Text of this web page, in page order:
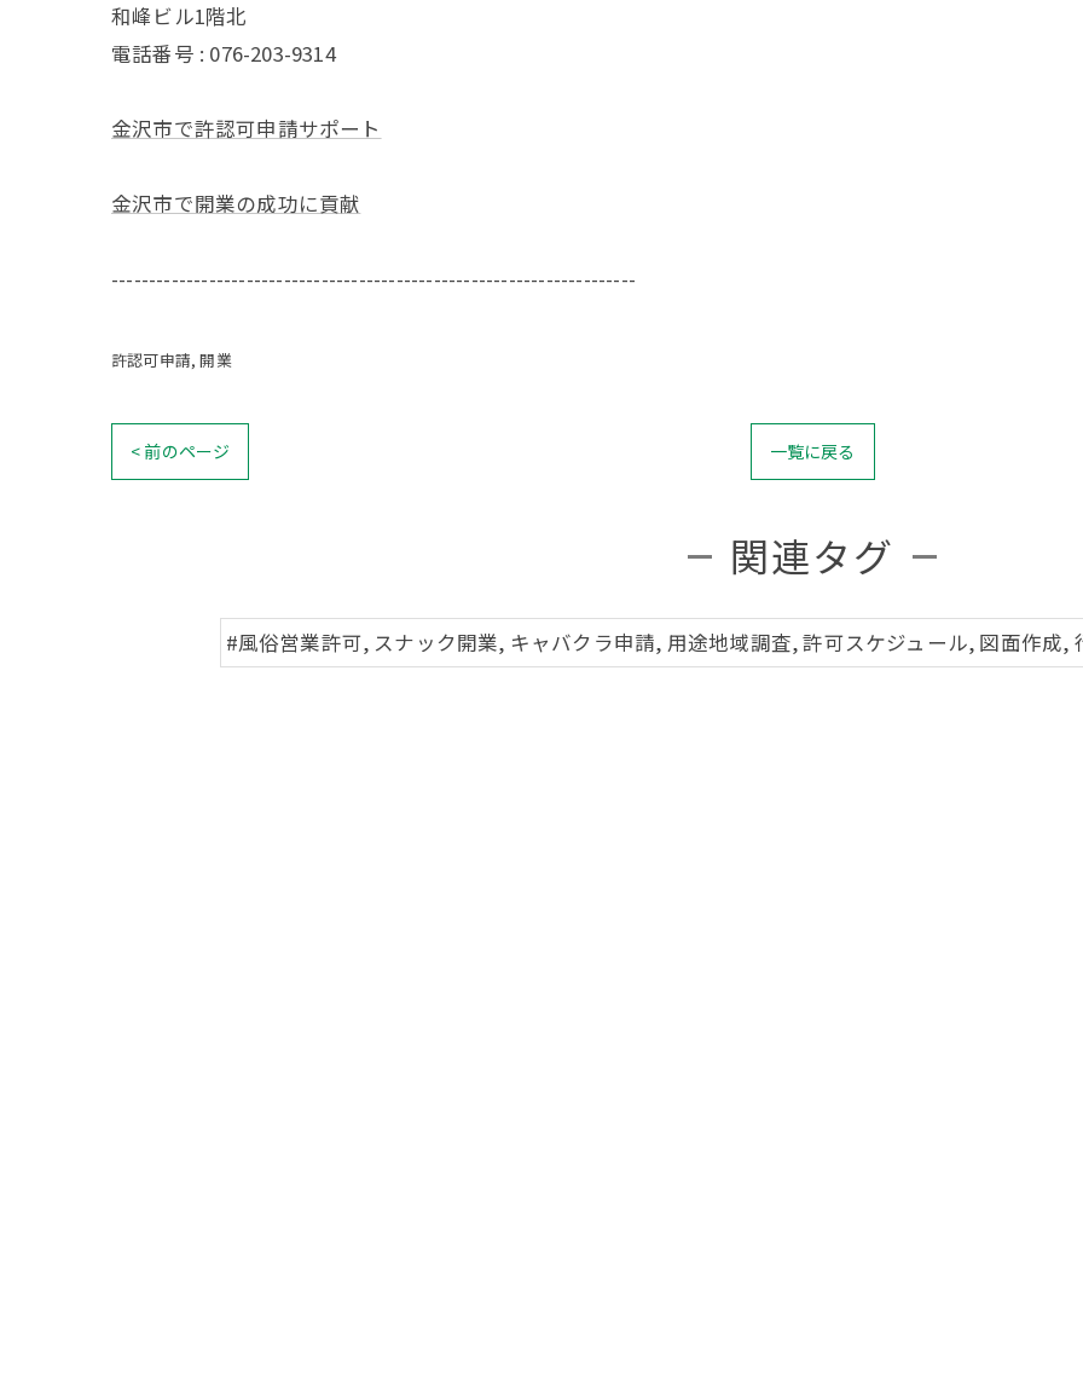
和峰ビル1階北
電話番号 : 076-203-9314
金沢市で許認可申請サポート
金沢市で開業の成功に貢献
----------------------------------------------------------------------
許認可申請 開業
< 前のページ 一覧に戻る
関連タグ
#風俗営業許可, スナック開業, キャバクラ申請, 用途地域調査, 許可スケジュール, 図面作成,